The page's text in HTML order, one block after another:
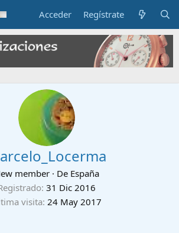
Acceder Regístrate
member · De España
31 Dic 2016
visita 24 May 2017